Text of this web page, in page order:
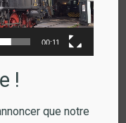
00:11
!
que notre